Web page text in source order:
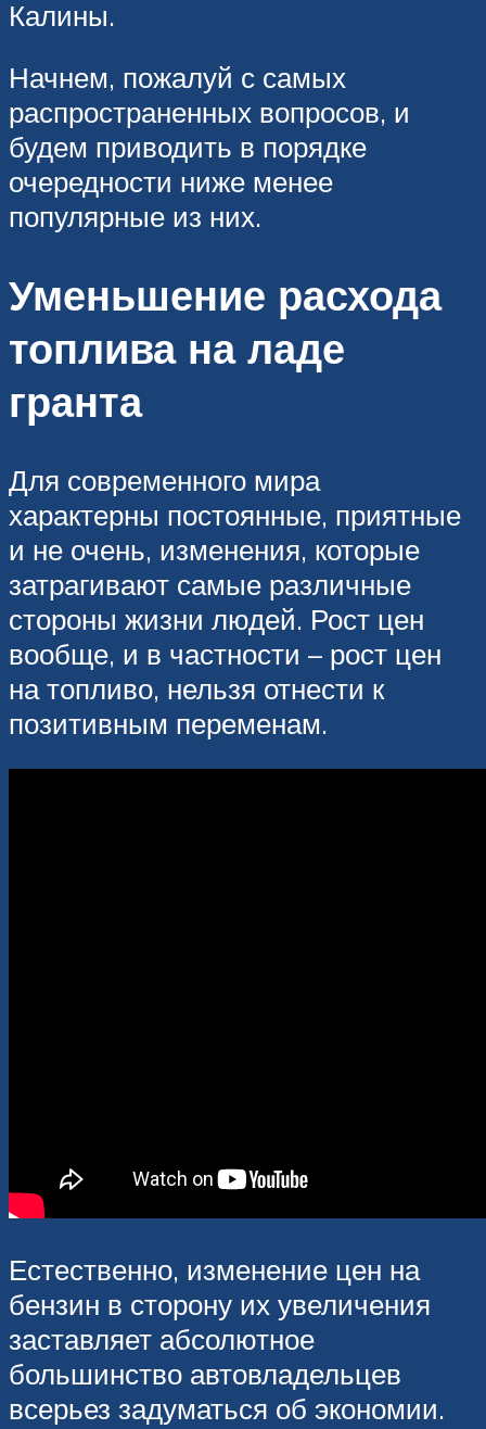
Калины.
Начнем, пожалуй с самых
распространенных вопросов, и
будем приводить в порядке
очередности ниже менее
популярные из них.
Уменьшение расхода
топлива на ладе
гранта
Для современного мира
характерны постоянные, приятные
и не очень, изменения, которые
затрагивают самые различные
стороны жизни людей. Рост цен
вообще, и в частности – рост цен
на топливо, нельзя отнести к
позитивным переменам.
Естественно, изменение цен на
бензин в сторону их увеличения
заставляет абсолютное
большинство автовладельцев
всерьез задуматься об экономии.